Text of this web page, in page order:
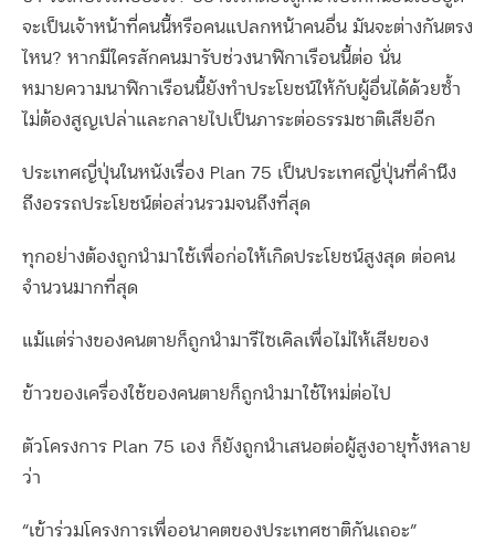
จะเป็นเจ้าหน้าที่คนนี้หรือคนแปลกหน้าคนอื่น มันจะต่างกันตรง
ไหน? หากมีใครสักคนมารับช่วงนาฬิกาเรือนนี้ต่อ นั่น
หมายความนาฬิกาเรือนนี้ยังทำประโยชน์ให้กับผู้อื่นได้ด้วยซ้ำ
ไม่ต้องสูญเปล่าและกลายไปเป็นภาระต่อธรรมชาติเสียอีก
ประเทศญี่ปุ่นในหนังเรื่อง Plan 75 เป็นประเทศญี่ปุ่นที่คำนึง
ถึงอรรถประโยชน์ต่อส่วนรวมจนถึงที่สุด
ทุกอย่างต้องถูกนำมาใช้เพื่อก่อให้เกิดประโยชน์สูงสุด ต่อคน
จำนวนมากที่สุด
แม้แต่ร่างของคนตายก็ถูกนำมารีไซเคิลเพื่อไม่ให้เสียของ
ข้าวของเครื่องใช้ของคนตายก็ถูกนำมาใช้ใหม่ต่อไป
ตัวโครงการ Plan 75 เอง ก็ยังถูกนำเสนอต่อผู้สูงอายุทั้งหลาย
ว่า
“เข้าร่วมโครงการเพื่ออนาคตของประเทศชาติกันเถอะ”